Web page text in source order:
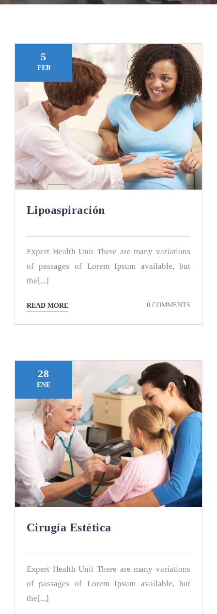
Gracias
5
FEB
Lipoaspiración
Expert Health Unit There are many variations
of passages of Lorem Ipsum available, but
the[...]
READ MORE 0 COMMENTS
28
ENE
Cirugía Estética
Expert Health Unit There are many variations
of passages of Lorem Ipsum available, but
the[...]